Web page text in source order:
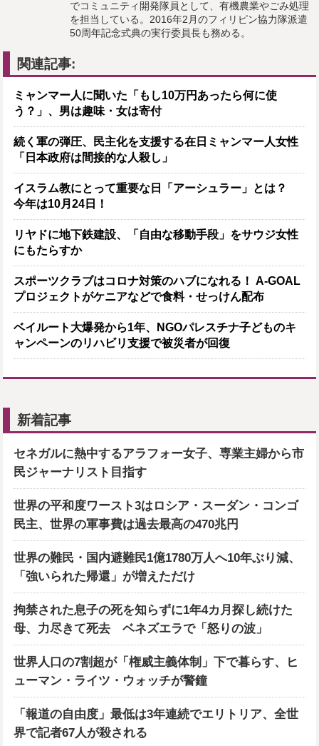
でコミュニティ開発隊員として、有機農業やごみ処理
を担当している。2016年2月のフィリピン協力隊派遣
50周年記念式典の実行委員長も務める。
関連記事:
ミャンマー人に聞いた「もし10万円あったら何に使
う？」、男は趣味・女は寄付
続く軍の弾圧、民主化を支援する在日ミャンマー人女性
「日本政府は間接的な人殺し」
イスラム教にとって重要な日「アーシュラー」とは？
今年は10月24日！
リヤドに地下鉄建設、「自由な移動手段」をサウジ女性
にもたらすか
スポーツクラブはコロナ対策のハブになれる！ A-GOAL
プロジェクトがケニアなどで食料・せっけん配布
ベイルート大爆発から1年、NGOパレスチナ子どものキ
ャンペーンのリハビリ支援で被災者が回復
新着記事
セネガルに熱中するアラフォー女子、専業主婦から市
民ジャーナリスト目指す
世界の平和度ワースト3はロシア・スーダン・コンゴ
民主、世界の軍事費は過去最高の470兆円
世界の難民・国内避難民1億1780万人へ10年ぶり減、
「強いられた帰還」が増えただけ
拘禁された息子の死を知らずに1年4カ月探し続けた
母、力尽きて死去 ベネズエラで「怒りの波」
世界人口の7割超が「権威主義体制」下で暮らす、ヒ
ューマン・ライツ・ウォッチが警鐘
「報道の自由度」最低は3年連続でエリトリア、全世
界で記者67人が殺される